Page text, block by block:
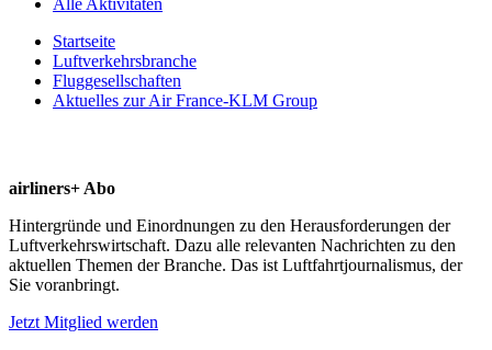
Startseite
Luftverkehrsbranche
Fluggesellschaften
Aktuelles zur Air France-KLM Group
airliners+ Abo
Hintergründe und Einordnungen zu den Herausforderungen der
Luftverkehrswirtschaft. Dazu alle relevanten Nachrichten zu den
aktuellen Themen der Branche. Das ist Luftfahrtjournalismus, der
Sie voranbringt.
Jetzt Mitglied werden